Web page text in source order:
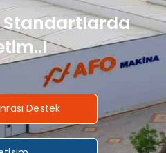
Standartlarda
Destek